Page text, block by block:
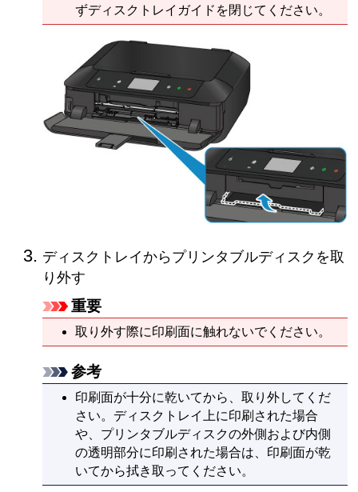
ずディスクトレイガイド を閉じてください。
ディスクトレイからプリンタブルディスクを取
り外す
重要
取り外す際に印刷面に触れないでください。
参考
印刷面が十分に乾いてから、取り外してくだ
さい。 ディスクトレイ
上に印刷された場合
や、プリンタブルディスクの外側および内側
の透明部分に印刷された場合は、印刷面が乾
いてから拭き取ってください。